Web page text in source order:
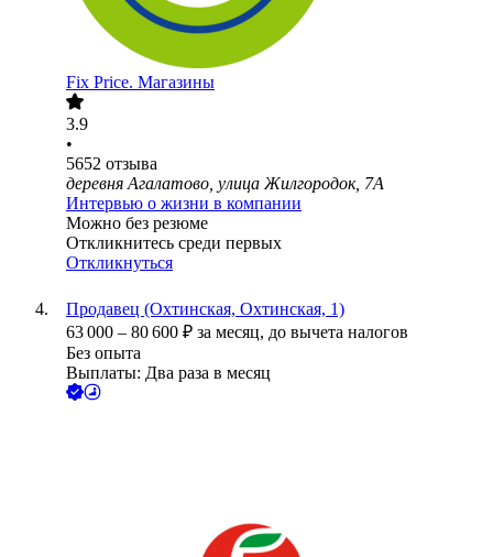
Fix Price. Магазины
3.9
•
5652 отзыва
деревня Агалатово, улица Жилгородок, 7А
Интервью о жизни в компании
Можно без резюме
Откликнитесь среди первых
Откликнуться
Продавец (Охтинская, Охтинская, 1)
63 000 – 80 600 ₽ за месяц, до вычета налогов
Без опыта
Выплаты: Два раза в месяц